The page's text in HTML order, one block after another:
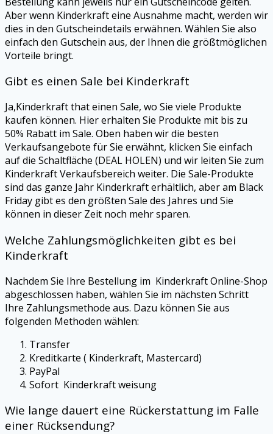
Aber wenn Kinderkraft eine Ausnahme macht, werden wir
dies in den Gutscheindetails erwähnen. Wählen Sie also
einfach den Gutschein aus, der Ihnen die größtmöglichen
Vorteile bringt.
Gibt es einen Sale bei Kinderkraft
Ja,Kinderkraft that einen Sale, wo Sie viele Produkte
kaufen können. Hier erhalten Sie Produkte mit bis zu
50% Rabatt im Sale. Oben haben wir die besten
Verkaufsangebote für Sie erwähnt, klicken Sie einfach
auf die Schaltfläche (DEAL HOLEN) und wir leiten Sie zum
Kinderkraft Verkaufsbereich weiter. Die Sale-Produkte
sind das ganze Jahr Kinderkraft erhältlich, aber am Black
Friday gibt es den größten Sale des Jahres und Sie
können in dieser Zeit noch mehr sparen.
Welche Zahlungsmöglichkeiten gibt es bei
Kinderkraft
Nachdem Sie Ihre Bestellung im Kinderkraft Online-Shop
abgeschlossen haben, wählen Sie im nächsten Schritt
Ihre Zahlungsmethode aus. Dazu können Sie aus
folgenden Methoden wählen:
Transfer
Kreditkarte ( Kinderkraft, Mastercard)
PayPal
Sofort Kinderkraft weisung
Wie lange dauert eine Rückerstattung im Falle
einer Rücksendung?